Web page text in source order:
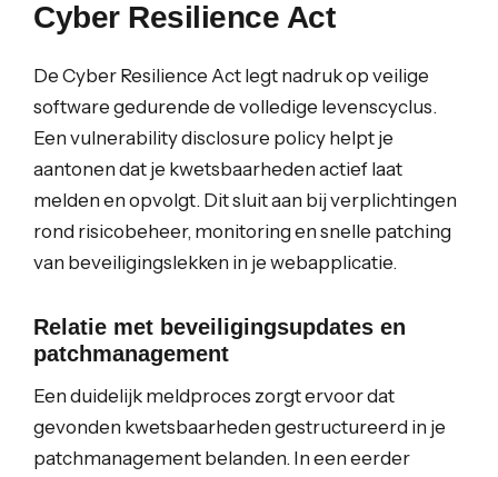
Cyber Resilience Act
De Cyber Resilience Act legt nadruk op veilige
software gedurende de volledige levenscyclus.
Een vulnerability disclosure policy helpt je
aantonen dat je kwetsbaarheden actief laat
melden en opvolgt. Dit sluit aan bij verplichtingen
rond risicobeheer, monitoring en snelle patching
van beveiligingslekken in je webapplicatie.
Relatie met beveiligingsupdates en
patchmanagement
Een duidelijk meldproces zorgt ervoor dat
gevonden kwetsbaarheden gestructureerd in je
patchmanagement belanden. In een eerder